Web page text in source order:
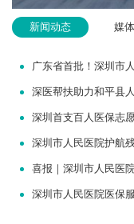
新闻动态 媒
广东省首批！深圳市
深医帮扶助力和平县
深圳首支百人医保志
深圳市人民医院护航
深圳市人民医院医保